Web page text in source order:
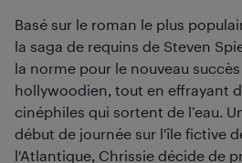
Basé sur le roman le plus
la saga de requins de Steven
la norme pour le nouveau
hollywoodien, tout en effrayant
cinéphiles qui sortent de l’eau.
début de journée sur l'île fictive
l'Atlantique, Chrissie décide de